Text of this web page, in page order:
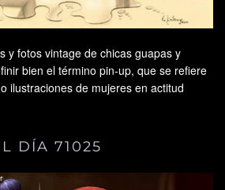
y fotos vintage de chicas guapas y
bien el término pin-up, que se refiere
ilustraciones de mujeres en actitud
DÍA 71025